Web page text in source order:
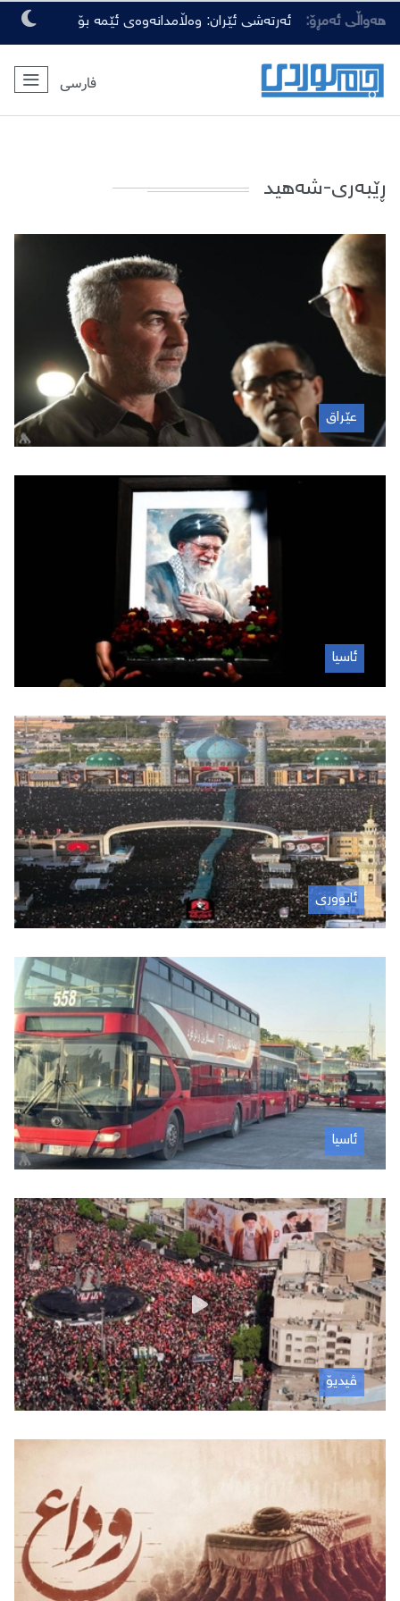
هەواڵی ئەمڕۆ: ئەرتەشی ئێران: وەڵامدانەوەی ئێمە بۆ
هەرچەشنە دەستدرێژیەکی دوژمنان، توندتر
و کەمەرشکێنتر دەبێت
فارسی
ڕێبەری-شەهید
عێراق
ئاسیا
July 10, 2026
ئابووری
July 07, 2026
ئاسیا
July 06, 2026
ڤیدیۆ
July 06, 2026